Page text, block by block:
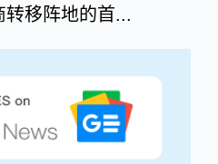
转移阵地的首...